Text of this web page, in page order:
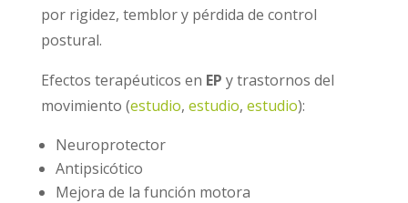
por rigidez, temblor y pérdida de control
postural.
Efectos terapéuticos en EP y trastornos del
movimiento (estudio, estudio, estudio):
Neuroprotector
Antipsicótico
Mejora de la función motora